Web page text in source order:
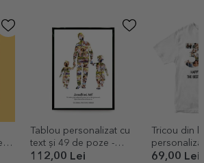
-
Tablou personalizat cu
text și 49 de poze -
Tata, 2 băieți
112,00 Lei
Tricou din
poze și
69,00 Lei